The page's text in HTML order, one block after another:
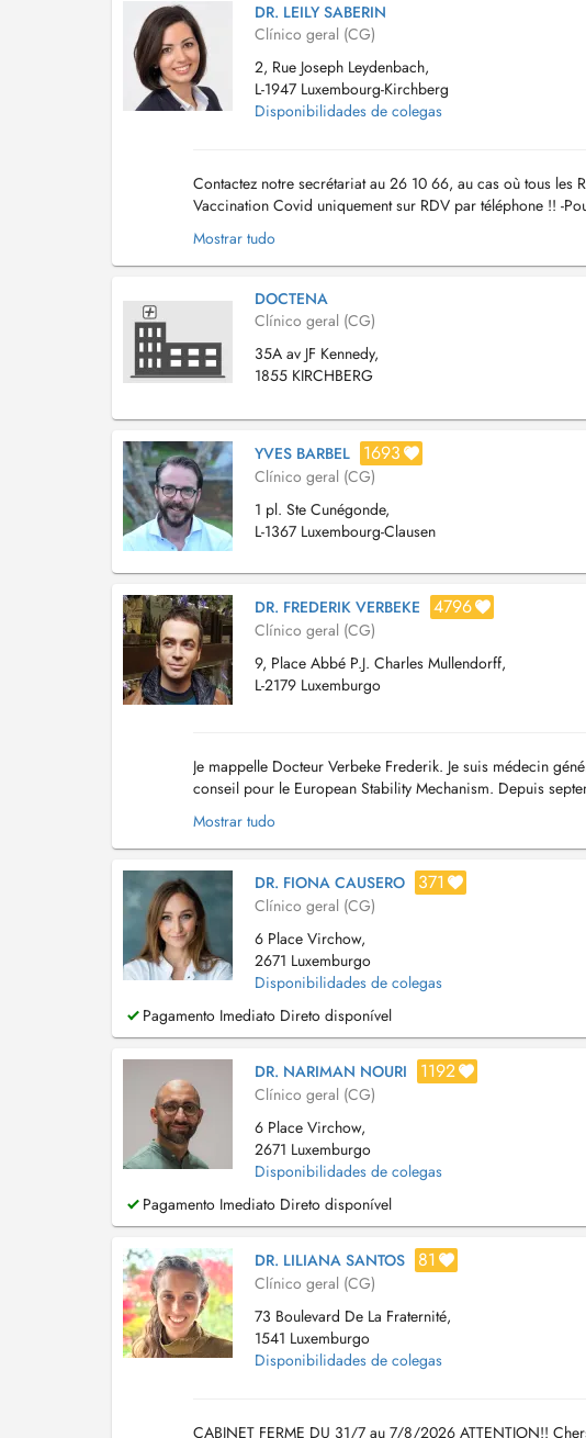
DR. LEILY SABERIN
Clínico geral (CG)
2, Rue Joseph Leydenbach,
L-1947 Luxembourg-Kirchberg
Disponibilidades de colegas
Contactez notre secrétariat au 26 10 66, au cas où tous
Vaccination Covid uniquement sur RDV par téléphone !! -
d'honoraire pour convenance personnelle sera demandé. -...
Mostrar tudo
DOCTENA
Clínico geral (CG)
35A av JF Kennedy,
1855 KIRCHBERG
YVES BARBEL 1693
Clínico geral (CG)
1 pl. Ste Cunégonde,
L-1367 Luxembourg-Clausen
DR. FREDERIK VERBEKE 4796
Clínico geral (CG)
9, Place Abbé P.J. Charles Mullendorff,
L-2179 Luxemburgo
Je mappelle Docteur Verbeke Frederik. Je suis médecin
conseil pour le European Stability Mechanism. Depuis
Kirchberg à la Place Abbé P.J. Charles Mullendorff numéro...
Mostrar tudo
DR. FIONA CAUSERO 371
Clínico geral (CG)
6 Place Virchow,
2671 Luxemburgo
Disponibilidades de colegas
Pagamento Imediato Direto disponível
DR. NARIMAN NOURI 1192
Clínico geral (CG)
6 Place Virchow,
2671 Luxemburgo
Disponibilidades de colegas
Pagamento Imediato Direto disponível
DR. LILIANA SANTOS 81
Clínico geral (CG)
73 Boulevard De La Fraternité,
1541 Luxemburgo
Disponibilidades de colegas
CABINET FERME DU 31/7 au 7/8/2026 ATTENTION!!